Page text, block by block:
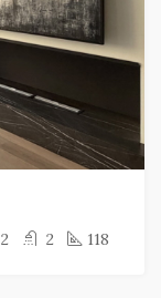
2 2 118